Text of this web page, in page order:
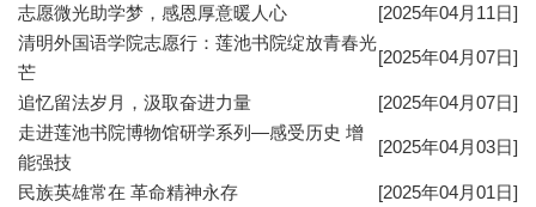
志愿微光助学梦，感恩厚意暖人心
[2025年04月11日]
清明外国语学院志愿行：莲池书院绽放青春光
芒
[2025年04月07日]
追忆留法岁月，汲取奋进力量
[2025年04月07日]
走进莲池书院博物馆研学系列—感受历史 增
能强技
[2025年04月03日]
民族英雄常在 革命精神永存
[2025年04月01日]